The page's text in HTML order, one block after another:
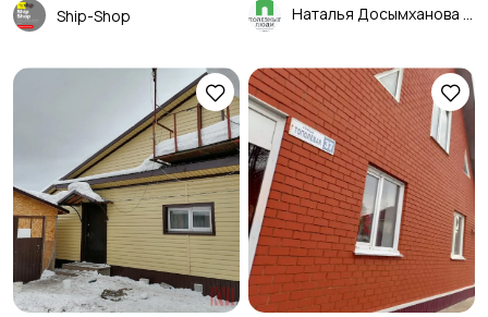
Ship-Shop Наталья Досымханова